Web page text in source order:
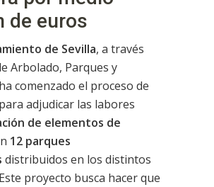
de euros
de Sevilla, a través
Arbolado, Parques y
comenzado el proceso de
adjudicar las labores
de elementos de
12 parques
distribuidos en los distintos
proyecto busca hacer que